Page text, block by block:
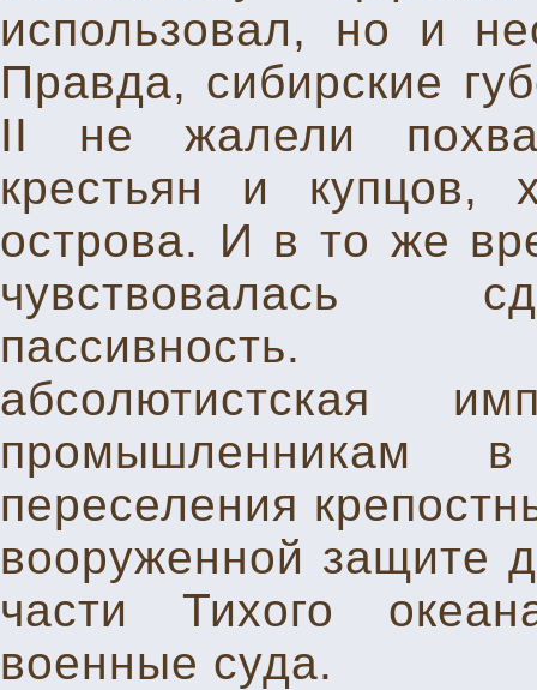
использовал, но и
Правда, сибирские
II не жалели
крестьян и купцов,
острова. И в то же
чувствовалась
пассивность.
абсолютистская
переселения
вооруженной защите
части Тихого
военные суда.